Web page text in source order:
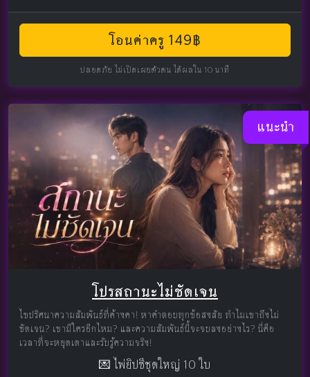
โอนค่าครู 149฿
ปลอดภัย ไม่เปิดเผยตัวตน ได้ผลใน 10 นาที
แนะนำ
โปรสถานะไม่ชัดเจน
ไขปริศนาความสัมพันธ์ที่ค้างคา! หาคำตอบทุกข้อสงสัย ทำไมเขาถึงไม่
ชัดเจน? เขามีใครอีกไหม? และความสัมพันธ์นี้จะจบลงอย่างไร? นี่คือ
เวลาที่จะหยุดเดาและรับรู้ความจริง!
💌 ไพ่ยิปซีชุดใหญ่ 10 ใบ